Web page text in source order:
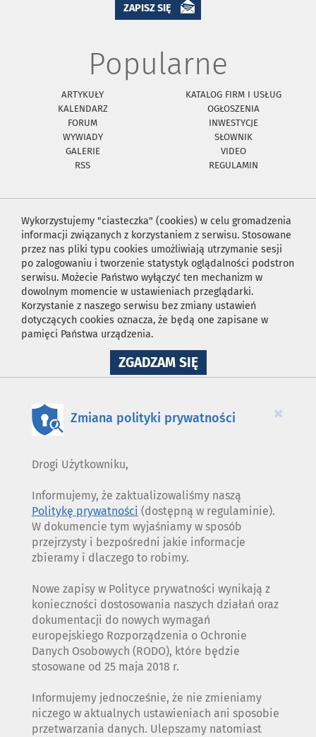
ZAPISZ SIĘ
Popularne
ARTYKUŁY
KATALOG FIRM I USŁUG
KALENDARZ
OGŁOSZENIA
FORUM
INWESTYCJE
WYWIADY
SŁOWNIK
GALERIE
VIDEO
RSS
REGULAMIN
Wykorzystujemy "ciasteczka" (cookies) w celu gromadzenia
informacji związanych z korzystaniem z serwisu. Stosowane
przez nas pliki typu cookies umożliwiają utrzymanie sesji
po zalogowaniu i tworzenie statystyk oglądalności podstron
serwisu. Możecie Państwo wyłączyć ten mechanizm w
dowolnym momencie w ustawieniach przeglądarki.
Korzystanie z naszego serwisu bez zmiany ustawień
dotyczących cookies oznacza, że będą one zapisane w
pamięci Państwa urządzenia.
ZGADZAM SIĘNA
WYKORZYSTANIE
×
Zmiana polityki prywatności
Drogi Użytkowniku,
Informujemy, że zaktualizowaliśmy naszą
Politykę prywatności (dostępną w regulaminie).
W dokumencie tym wyjaśniamy w sposób
przejrzysty i bezpośredni jakie informacje
zbieramy i dlaczego to robimy.
Nowe zapisy w Polityce prywatności wynikają z
konieczności dostosowania naszych działań oraz
dokumentacji do nowych wymagań
europejskiego Rozporządzenia o Ochronie
Danych Osobowych (RODO), które będzie
stosowane od 25 maja 2018 r.
Informujemy jednocześnie, że nie zmieniamy
niczego w aktualnych ustawieniach ani sposobie
przetwarzania danych. Ulepszamy natomiast